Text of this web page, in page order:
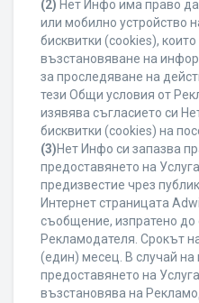
(2) Нет Инфо има право
или мобилно устройство
бисквитки (cookies),
възстановяване на
за проследяване на
тези Общи условия от
изявява съгласието си
бисквитки (cookies) на
(3)Нет Инфо си запазва
предоставянето на
предизвестие чрез
Интернет страницата
съобщение, изпратено
Рекламодателя. Срокът
(един) месец. В случай на
предоставянето на
възстановява на